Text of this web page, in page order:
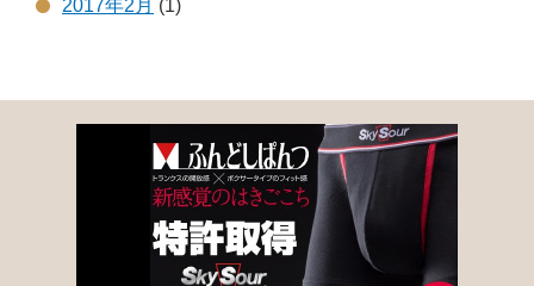
2017年2月 (1)